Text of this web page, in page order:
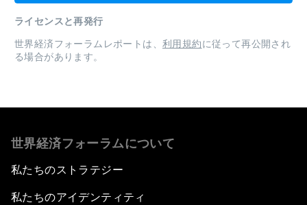
ライセンスと再発行
世界経済フォーラムレポートは、 利用規約に従って再公開され
る場合があります。
世界経済フォーラムについて
私たちのストラテジー
私たちのアイデンティティ